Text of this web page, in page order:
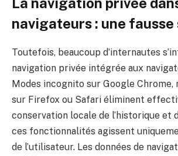
navigateurs : une fausse
Toutefois, beaucoup d’internautes
navigation privée intégrée aux
Modes incognito sur Google Chrome,
sur Firefox ou Safari éliminent
conservation locale de l’historique et
ces fonctionnalités agissent
de l’utilisateur. Les données de